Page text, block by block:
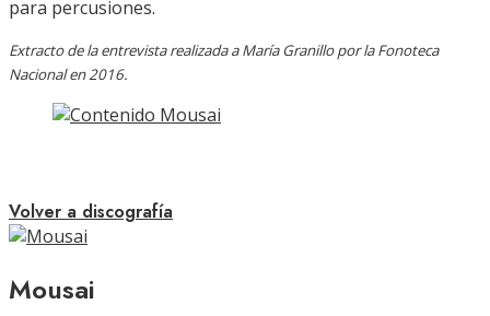
para percusiones.
Extracto de la entrevista realizada a María Granillo por la Fonoteca
Nacional en 2016.
Volver a discografía
Mousai